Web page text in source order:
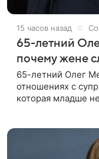
15 часов назад
65-летний
почему жене
65-летний Олег
отношениях с
которая младше